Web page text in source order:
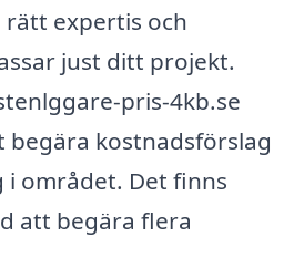
expertis och
just ditt projekt.
pris-4kb.se
kostnadsförslag
området. Det finns
att begära flera